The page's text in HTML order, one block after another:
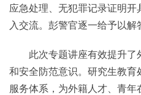
应急处理、无犯罪记录证明
入交流。彭警官逐一给予以解
此次专题讲座有效提升
和安全防范意识。研究生教
服务体系，为外籍人才、青